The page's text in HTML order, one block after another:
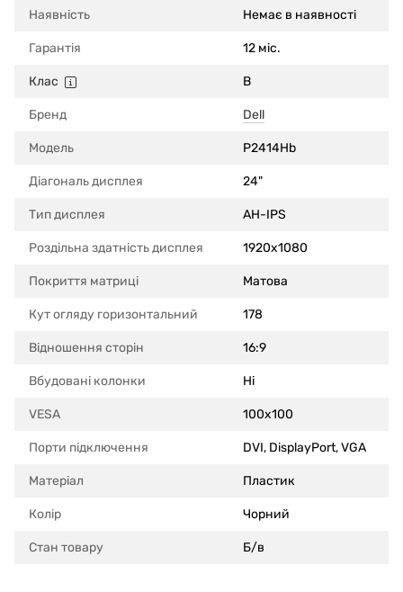
Наявність Немає в наявності
Гарантія 12 міс.
Клас B
Бренд Dell
Модель P2414Hb
Діагональ дисплея 24"
Тип дисплея AH-IPS
Роздільна здатність дисплея 1920x1080
Покриття матриці Матова
Кут огляду горизонтальний 178
Відношення сторін 16:9
Вбудовані колонки Ні
VESA 100x100
Порти підключення DVI, DisplayPort, VGA
Матеріал Пластик
Колір Чорний
Стан товару Б/в